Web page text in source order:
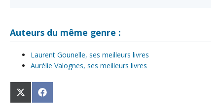
Auteurs du même genre :
Laurent Gounelle, ses meilleurs livres
Aurélie Valognes, ses meilleurs livres
Share
on
Share
on